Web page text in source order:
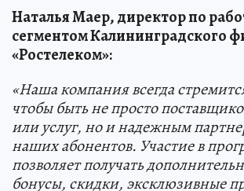
Наталья Маер, директор по
сегментом Калининградского
«Ростелеком»:
«Наша компания всегда
чтобы быть не просто
или услуг, но и надежным
наших абонентов. Участие в
позволяет получать
бонусы, скидки, эксклюзивные